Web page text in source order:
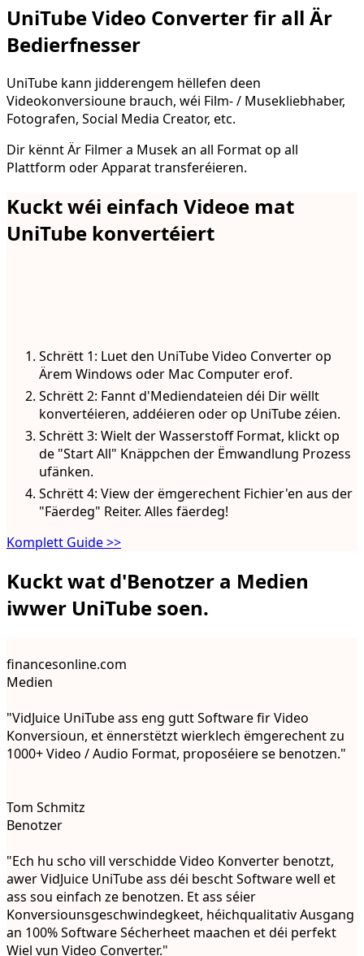
UniTube Video Converter fir all Är
Bedierfnesser
UniTube kann jidderengem hëllefen deen
Videokonversioune brauch, wéi Film- / Musekliebhaber,
Fotografen, Social Media Creator, etc.
Dir kënnt Är Filmer a Musek an all Format op all
Plattform oder Apparat transferéieren.
Kuckt wéi einfach Videoe mat
UniTube konvertéiert
Schrëtt 1: Luet den UniTube Video Converter op
Ärem Windows oder Mac Computer erof.
Schrëtt 2: Fannt d'Mediendateien déi Dir wëllt
konvertéieren, addéieren oder op UniTube zéien.
Schrëtt 3: Wielt der Wasserstoff Format, klickt op
de "Start All" Knäppchen der Ëmwandlung Prozess
ufänken.
Schrëtt 4: View der ëmgerechent Fichier'en aus der
"Fäerdeg" Reiter. Alles fäerdeg!
Komplett Guide >>
Kuckt wat d'Benotzer a Medien
iwwer UniTube soen.
financesonline.com
Medien
"VidJuice UniTube ass eng gutt Software fir Video
Konversioun, et ënnerstëtzt wierklech ëmgerechent zu
1000+ Video / Audio Format, proposéiere se benotzen."
Tom Schmitz
Benotzer
"Ech hu scho vill verschidde Video Konverter benotzt,
awer VidJuice UniTube ass déi bescht Software well et
ass sou einfach ze benotzen. Et ass séier
Konversiounsgeschwindegkeet, héichqualitativ Ausgang
an 100% Software Sécherheet maachen et déi perfekt
Wiel vun Video Converter."